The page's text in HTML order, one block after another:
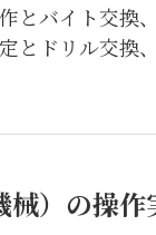
とバイト交換
とドリル交換
械）の操作